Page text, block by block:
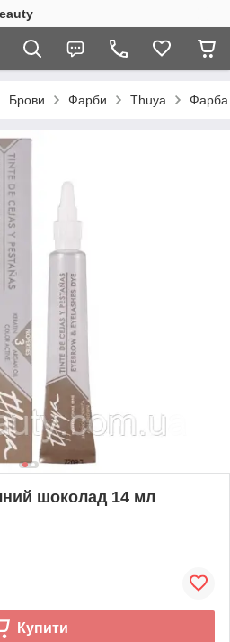
Брови Фарби Thuya Фарба
шоколад 14 мл
Купити